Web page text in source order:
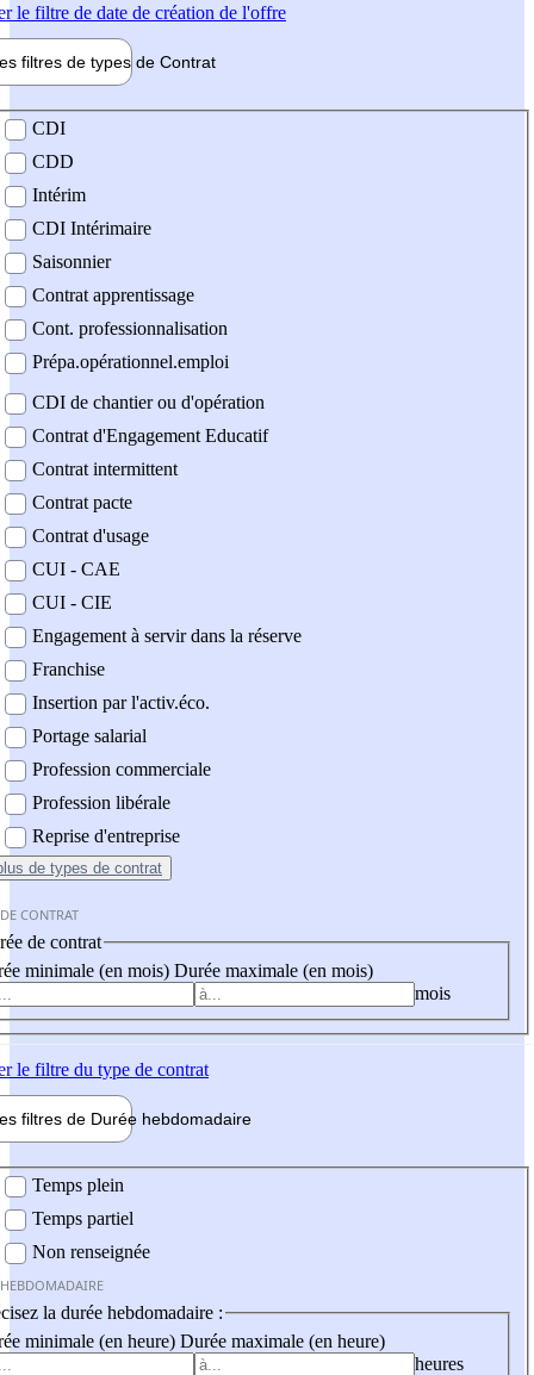
le filtre de date de création de l'offre
filtres de types de Contrat
contrat
CDI
CDD
Intérim
CDI Intérimaire
Saisonnier
Contrat apprentissage
Cont. professionnalisation
Prépa.opérationnel.emploi
CDI de chantier ou d'opération
Contrat d'Engagement Educatif
Contrat intermittent
Contrat pacte
Contrat d'usage
CUI - CAE
CUI - CIE
Engagement à servir dans la réserve
Franchise
Insertion par l'activ.éco.
Portage salarial
Profession commerciale
Profession libérale
Reprise d'entreprise
de types de contrat
CONTRAT
de contrat
minimale (en mois) Durée maximale (en mois)
mois
le filtre du type de contrat
filtres de Durée hebdomadaire
Temps plein
Temps partiel
Non renseignée
la durée hebdomadaire :
minimale (en heure) Durée maximale (en heure)
heures